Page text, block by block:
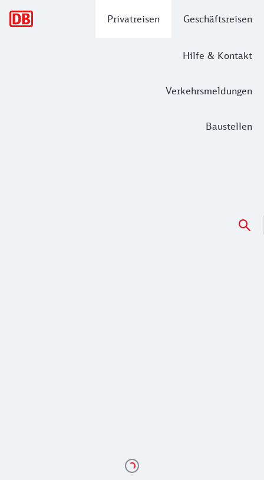
Privatreisen Geschäftsreisen
Hilfe & Kontakt
Verkehrsmeldungen
Baustellen